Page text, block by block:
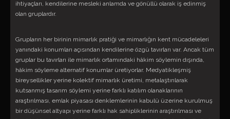
ihtiyaçları, kendilerine mesleki anlamda ve gönüllü olarak iş edinmiş
olan gruplardır.
Grupların her birinin mimarlık pratiği ve mimarlığın kent mücadeleleri
yanındaki konumları açısından kendilerine özgü tavırları var. Ancak tüm
gruplar bu tavırları ile mimarlık ortamındaki hâkim söylemin dışında,
hâkim söyleme alternatif konumlar üretiyorlar. Medyatikleşmiş
bireysellikler yerine kolektif mimarlık üretimi, metalaştırılarak
kutsanmış tasarım söylemi yerine farklı katılım olanaklarının
araştırılması, emlak piyasası denklemlerinin kabulü üzerine kurulmuş
bir düşünsel altyapı yerine farklı hak sahipliklerinin araştırılması ve